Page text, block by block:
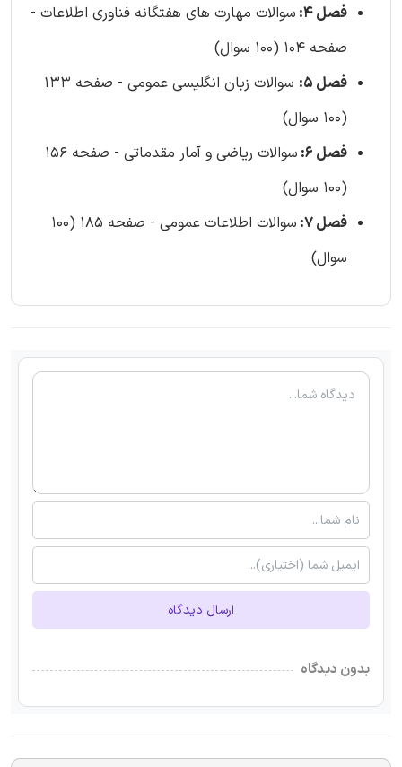
فصل 4:
سوالات مهارت های هفتگانه فناوری اطلاعات -
صفحه 104 (100 سوال)
فصل 5:
سوالات زبان انگلیسی عمومی - صفحه 133
(100 سوال)
فصل 6:
سوالات ریاضی و آمار مقدماتی - صفحه 156
(100 سوال)
فصل 7:
سوالات اطلاعات عمومی - صفحه 185 (100
سوال)
ارسال دیدگاه
بدون دیدگاه